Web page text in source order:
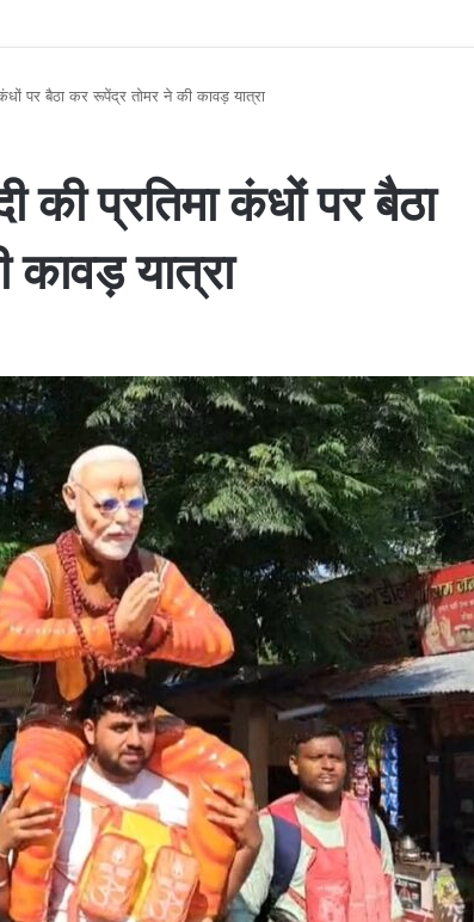
पर बैठा कर रूपेंद्र तोमर ने की कावड़ यात्रा
की प्रतिमा कंधों पर बैठा
यात्रा